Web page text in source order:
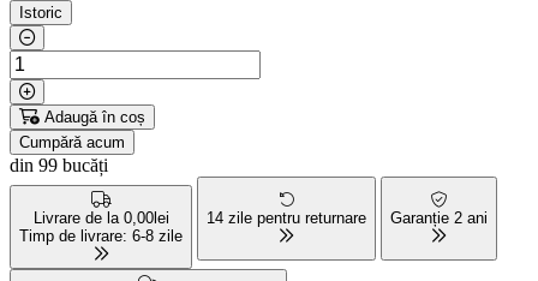
Istoric
Adaugă în coș
Cumpără acum
din 99 bucăți
Livrare de la 0,00lei
Timp de livrare: 6-8 zile
14 zile pentru returnare Garanție 2 ani